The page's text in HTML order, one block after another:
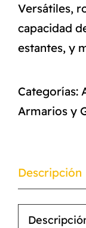
Versátiles,
capacidad
estantes, y
Categorías:
Armarios y
Descripción